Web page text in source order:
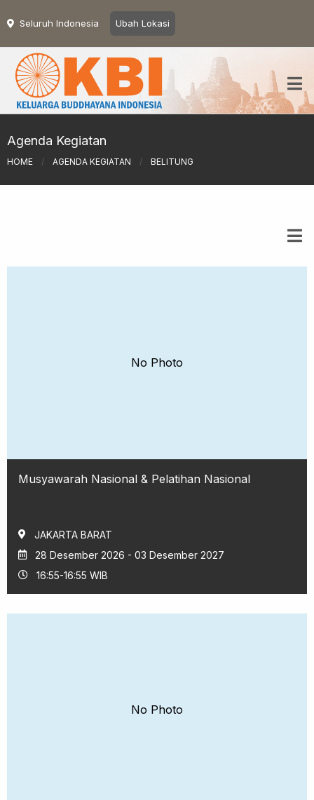
Seluruh Indonesia Ubah Lokasi
Agenda Kegiatan
HOME / AGENDA KEGIATAN / BELITUNG
No Photo
Musyawarah Nasional & Pelatihan Nasional
JAKARTA BARAT
28 Desember 2026 - 03 Desember 2027
16:55-16:55 WIB
No Photo